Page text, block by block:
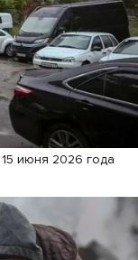
июня 2026 года